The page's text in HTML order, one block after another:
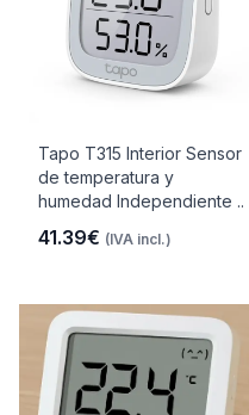
Tapo T315 Interior Sensor
de temperatura y
humedad Independiente ..
41.39€ (IVA incl.)